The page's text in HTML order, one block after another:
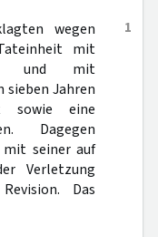
1
wegen
mit
und mit
sieben Jahren
sowie eine
Dagegen
mit seiner auf
Verletzung
Das